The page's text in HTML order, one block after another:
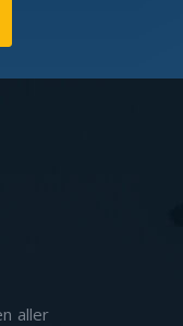
aller